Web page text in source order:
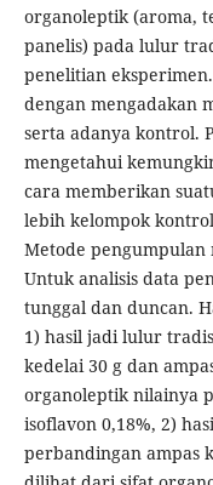
organoleptik (aroma,
panelis) pada lulur
penelitian
dengan mengadakan
serta adanya kontrol.
mengetahui
cara memberikan
lebih kelompok
Metode pengumpulan
Untuk analisis data
tunggal dan duncan.
1) hasil jadi lulur
kedelai 30 g dan
organoleptik nilainya
isoflavon 0,18%, 2)
perbandingan ampas